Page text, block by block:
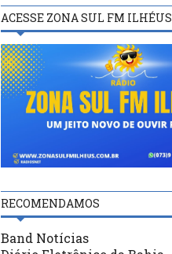
ACESSE ZONA SUL FM ILHÉUS
RECOMENDAMOS
Band Notícias